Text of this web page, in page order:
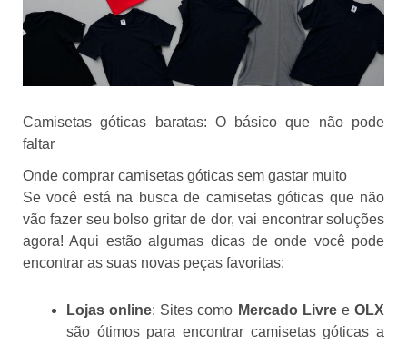
Camisetas góticas baratas: O básico que não pode
faltar
Onde comprar camisetas góticas sem gastar muito
Se você está na busca de camisetas góticas que não
vão fazer seu bolso gritar de dor, vai encontrar soluções
agora! Aqui estão algumas dicas de onde você pode
encontrar as suas novas peças favoritas:
Lojas online: Sites como Mercado LivreeOLX
são ótimos para encontrar camisetas góticas a